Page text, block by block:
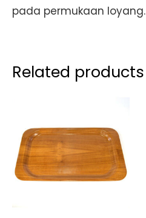
pada permukaan loyang.
Related products